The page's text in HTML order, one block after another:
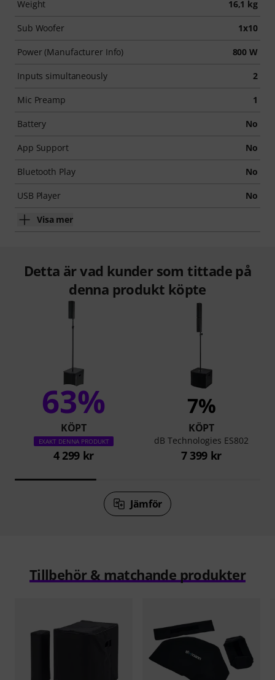
Weight 16,1 kg
Sub Woofer 1x10
Power (Manufacturer Info) 800 W
Inputs simultaneously 2
Mic Preamp 1
Battery No
App Support No
Bluetooth Play No
USB Player No
Visa mer
Detta är vad kunder som tittade på
denna produkt köpte
63%
KÖPT
EXAKT DENNA PRODUKT
4 299 kr
7%
KÖPT
dB Technologies ES802
7 399 kr
Jämför
Tillbehör & matchande produkter